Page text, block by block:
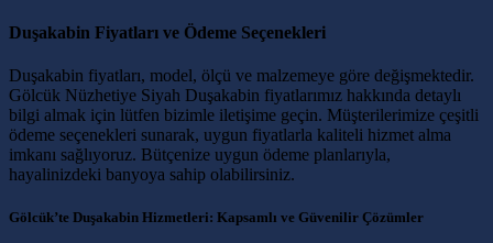
Duşakabin Fiyatları ve Ödeme Seçenekleri
Duşakabin fiyatları, model, ölçü ve malzemeye göre değişmektedir.
Gölcük Nüzhetiye Siyah Duşakabin fiyatlarımız hakkında detaylı
bilgi almak için lütfen bizimle iletişime geçin. Müşterilerimize çeşitli
ödeme seçenekleri sunarak, uygun fiyatlarla kaliteli hizmet alma
imkanı sağlıyoruz. Bütçenize uygun ödeme planlarıyla,
hayalinizdeki banyoya sahip olabilirsiniz.
Gölcük’te Duşakabin Hizmetleri: Kapsamlı ve Güvenilir Çözümler